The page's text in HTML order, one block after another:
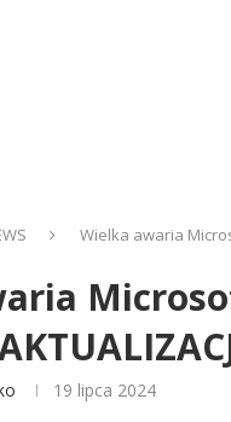
Wielka awaria
19 lipca 2024